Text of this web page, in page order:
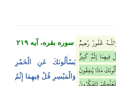
سوره بقره، آیه ۲۱۹
یَسْأَلُونَكَ عَنِ الْخَمْرِ
وَالْمَیْسِرِ قُلْ فِیهِمَا إِثْمٌ